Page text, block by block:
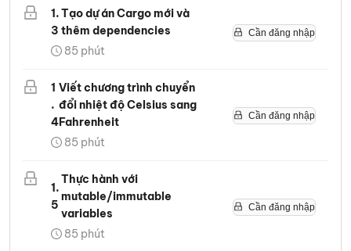
1.
3
Tạo dự án Cargo mới và
thêm dependencies
85 phút
Cần đăng nhập
1
.
4
Viết chương trình chuyển
đổi nhiệt độ Celsius sang
Fahrenheit
85 phút
Cần đăng nhập
1.
5
Thực hành với
mutable/immutable
variables
85 phút
Cần đăng nhập